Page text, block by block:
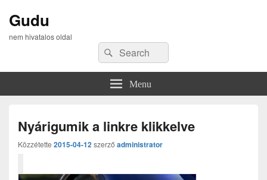
Gudu
nem hivatalos oldal
Search
for:
Search
Menu
Nyárigumik a linkre klikkelve
Közzétette 2015-04-12szerző administrator